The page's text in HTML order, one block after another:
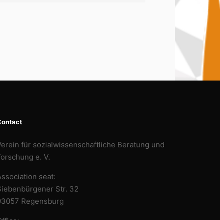
für sozialwissenschaftliche Beratung und
e. V.
seat:
Str. 32
Regensburg